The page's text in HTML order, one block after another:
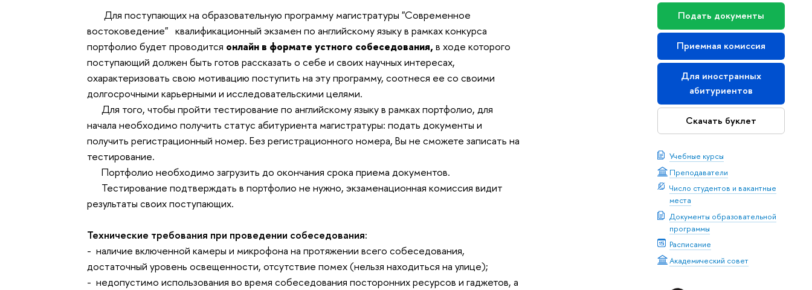
Подать документы
Приемная комиссия
Для иностранных
абитуриентов
Скачать буклет
Учебные курсы
Преподаватели
Число студентов и вакантные
места
Документы образовательной
программы
Расписание
Академический совет
Для поступающих на образовательную программу магистратуры "Современное
востоковедение" квалификационный экзамен по английскому языку в рамках конкурса
портфолио будет проводится онлайн в формате устного собеседования,в ходе которого
поступающий должен быть готоврассказать о себе и своих научных интересах,
охарактеризовать свою мотивацию поступить на эту программу, соотнеся ее со своими
долгосрочными карьерными и исследовательскими целями.
Для того, чтобы пройти тестирование по английскому языку в рамках портфолио, для
начала необходимо получить статус абитуриента магистратуры: подать документы и
получить регистрационный номер. Без регистрационного номера, Вы не сможете записать на
тестирование.
Портфолио необходимо загрузить до окончания срока приема документов.
Тестирование подтверждать в портфолио не нужно, экзаменационная комиссия видит
результаты своих поступающих.
Технические требования при проведении собеседования:
- наличие включенной камеры и микрофона на протяжении всего собеседования,
достаточный уровень освещенности, отсутствие помех (нельзя находиться на улице);
- недопустимо использования во время собеседования посторонних ресурсов и гаджетов, а